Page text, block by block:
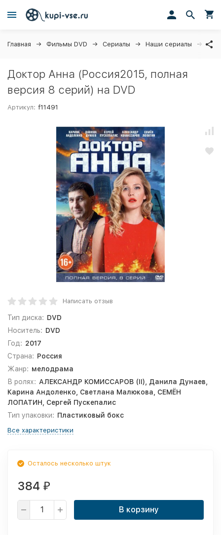
Главная Фильмы DVD Сериалы Наши сериалы
Доктор Анна (Россия2015, полная
версия 8 серий) на DVD
Артикул: f11491
Написать отзыв
Тип диска: DVD
Носитель: DVD
Год: 2017
Страна: Россия
Жанр: мелодрама
В ролях: АЛЕКСАНДР КОМИССАРОВ (II), Данила Дунаев,
Карина Андоленко, Светлана Малюкова, СЕМЁН
ЛОПАТИН, Сергей Пускепалис
Тип упаковки: Пластиковый бокс
Все характеристики
Осталось несколько штук
384 ₽
В корзину